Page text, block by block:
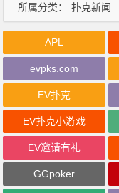
所属分类： 扑克新闻
APL
evpks.com
EV扑克
EV扑克小游戏
EV邀请有礼
GGpoker